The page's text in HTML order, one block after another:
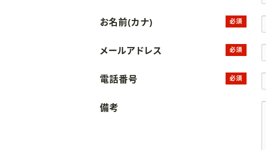
お名前(カナ) 必須
メールアドレス 必須
電話番号 必須
備考